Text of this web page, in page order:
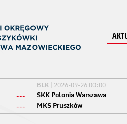
---
---
BLK | 2026-09-26 00:00
SKK Polonia Warszawa
MKS Pruszków